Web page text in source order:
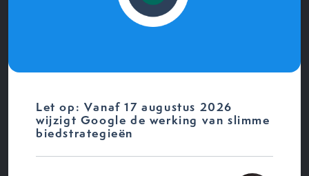
Let op: Vanaf 17 augustus 2026
wijzigt Google de werking van slimme
biedstrategieën